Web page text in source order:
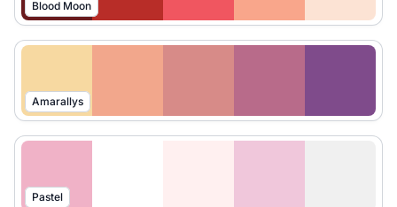
Blood Moon
Amarallys
Pastel